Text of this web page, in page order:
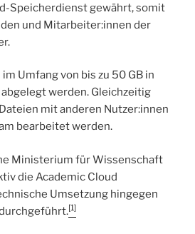
Speicherdienst gewährt, somit
und Mitarbeiter:innen der
Umfang von bis zu 50 GB in
werden. Gleichzeitig
mit anderen Nutzer:innen
bearbeitet werden.
Ministerium für Wissenschaft
die Academic Cloud
Umsetzung hingegen
[1]